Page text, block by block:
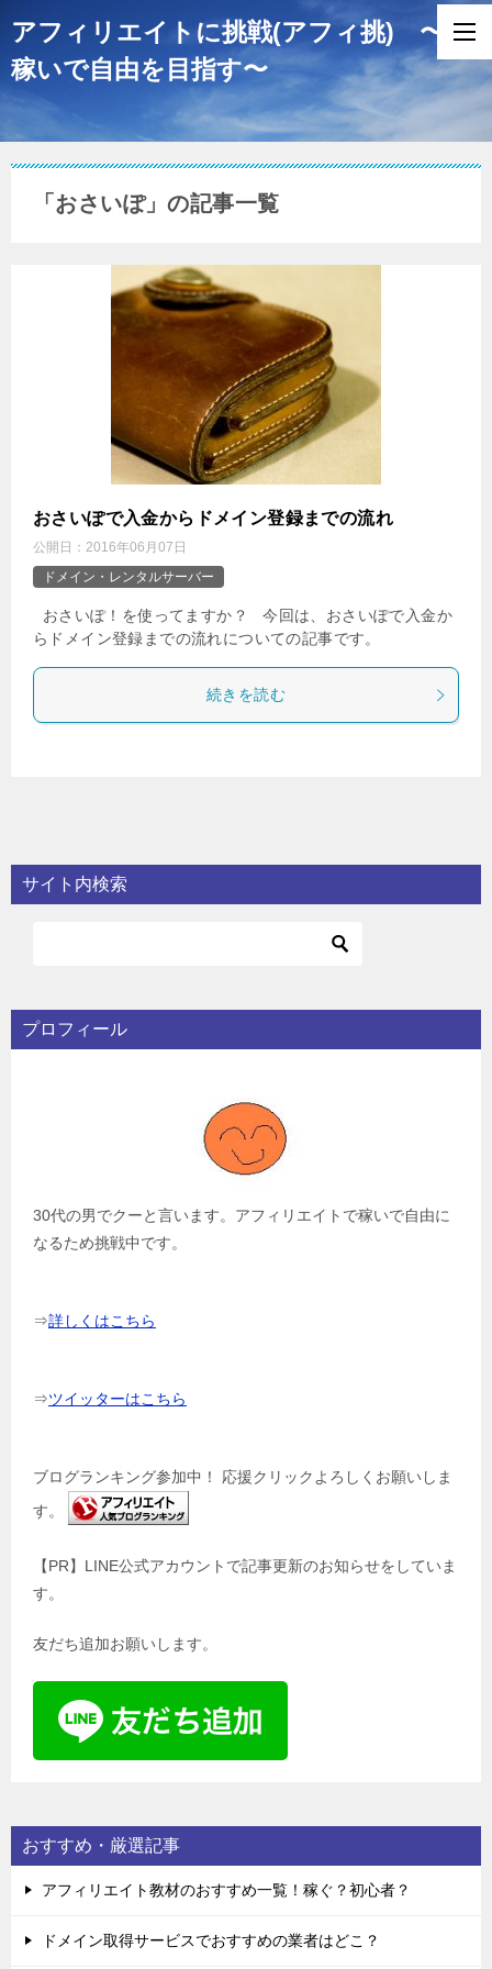
アフィリエイトに挑戦(アフィ挑) 〜
稼いで自由を目指す〜
「おさいぽ」の記事一覧
おさいぽで入金からドメイン登録までの流れ
公開日： 2016年06月07日
ドメイン・レンタルサーバー
おさいぽ！を使ってますか？ 今回は、おさいぽで入金か
らドメイン登録までの流れについての記事です。
続きを読む
サイト内検索
プロフィール
30代の男でクーと言います。アフィリエイトで稼いで自由に
なるため挑戦中です。
⇒詳しくはこちら
⇒ツイッターはこちら
ブログランキング参加中！ 応援クリックよろしくお願いしま
す。
【PR】LINE公式アカウントで記事更新のお知らせをしていま
す。
友だち追加お願いします。
おすすめ・厳選記事
アフィリエイト教材のおすすめ一覧！稼ぐ？初心者？
ドメイン取得サービスでおすすめの業者はどこ？